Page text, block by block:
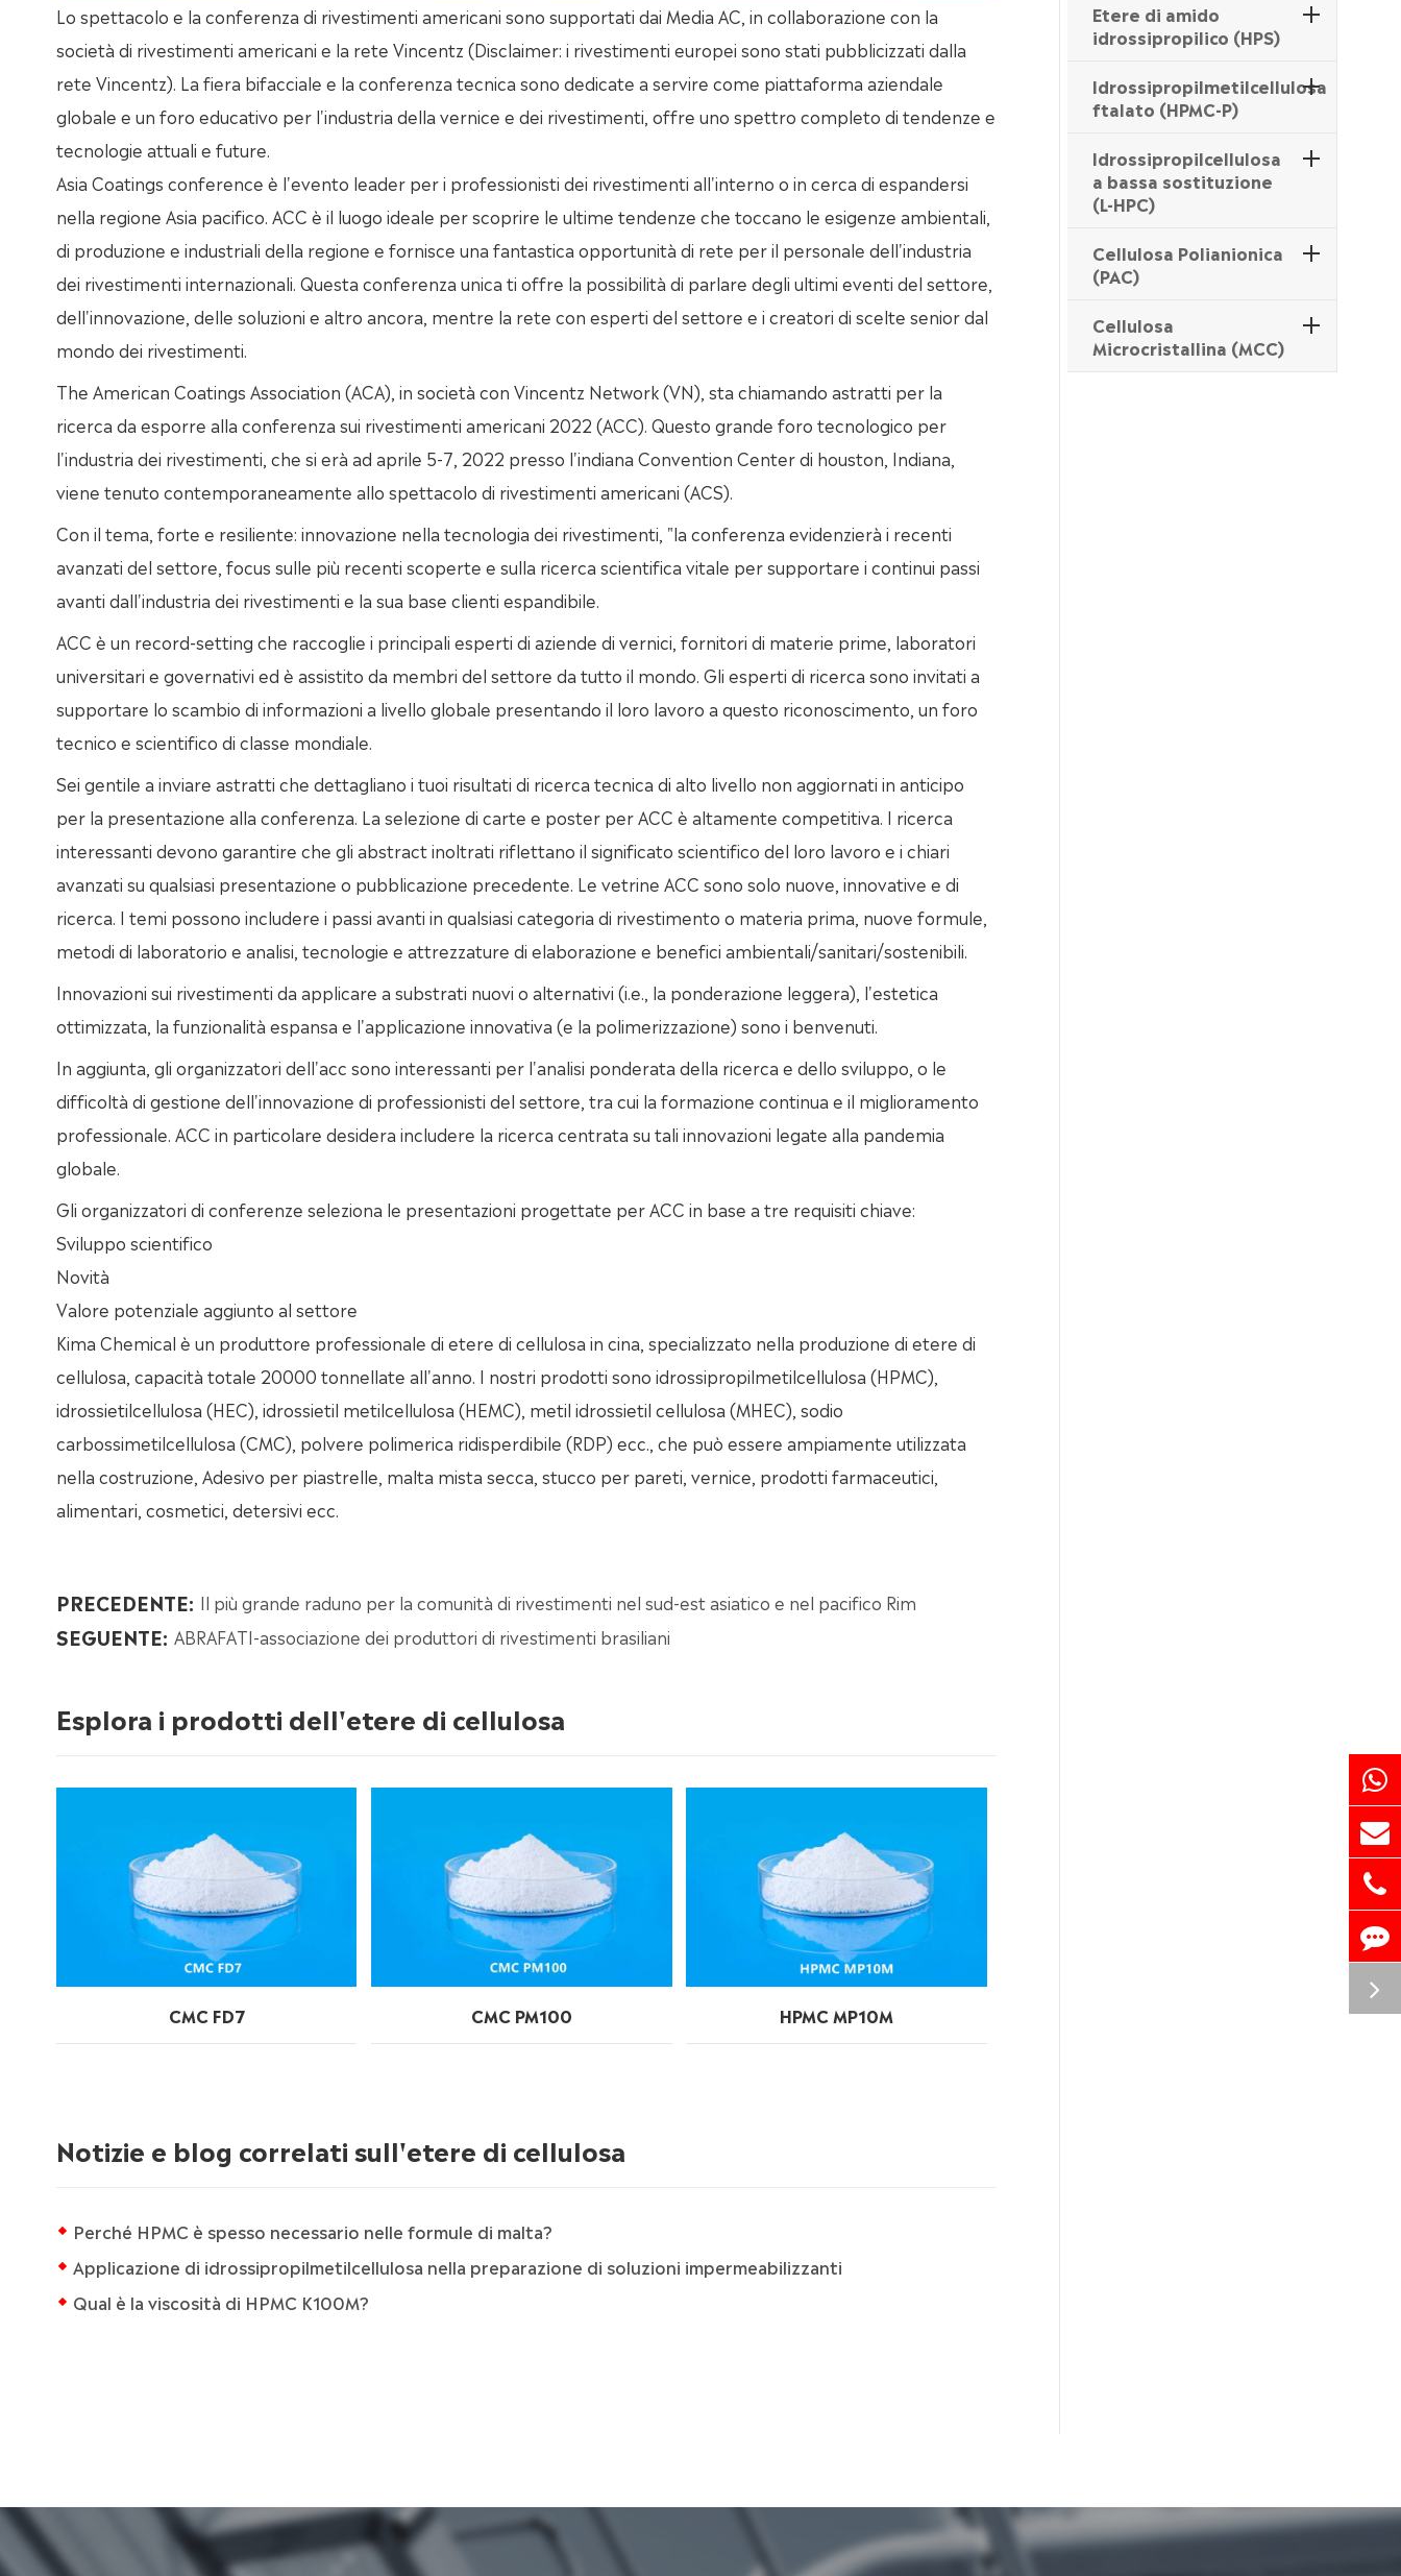
Lo spettacolo e la conferenza di rivestimenti americani sono supportati dai Media AC, in collaborazione con la
società di rivestimenti americani e la rete Vincentz (Disclaimer: i rivestimenti europei sono stati pubblicizzati dalla
rete Vincentz). La fiera bifacciale e la conferenza tecnica sono dedicate a servire come piattaforma aziendale
globale e un foro educativo per l'industria della vernice e dei rivestimenti, offre uno spettro completo di tendenze e
tecnologie attuali e future.
Asia Coatings conference è l'evento leader per i professionisti dei rivestimenti all'interno o in cerca di espandersi
nella regione Asia pacifico. ACC è il luogo ideale per scoprire le ultime tendenze che toccano le esigenze ambientali,
di produzione e industriali della regione e fornisce una fantastica opportunità di rete per il personale dell'industria
dei rivestimenti internazionali. Questa conferenza unica ti offre la possibilità di parlare degli ultimi eventi del settore,
dell'innovazione, delle soluzioni e altro ancora, mentre la rete con esperti del settore e i creatori di scelte senior dal
mondo dei rivestimenti.
The American Coatings Association (ACA), in società con Vincentz Network (VN), sta chiamando astratti per la
ricerca da esporre alla conferenza sui rivestimenti americani 2022 (ACC). Questo grande foro tecnologico per
l'industria dei rivestimenti, che si erà ad aprile 5-7, 2022 presso l'indiana Convention Center di houston, Indiana,
viene tenuto contemporaneamente allo spettacolo di rivestimenti americani (ACS).
Con il tema, forte e resiliente: innovazione nella tecnologia dei rivestimenti, "la conferenza evidenzierà i recenti
avanzati del settore, focus sulle più recenti scoperte e sulla ricerca scientifica vitale per supportare i continui passi
avanti dall'industria dei rivestimenti e la sua base clienti espandibile.
ACC è un record-setting che raccoglie i principali esperti di aziende di vernici, fornitori di materie prime, laboratori
universitari e governativi ed è assistito da membri del settore da tutto il mondo. Gli esperti di ricerca sono invitati a
supportare lo scambio di informazioni a livello globale presentando il loro lavoro a questo riconoscimento, un foro
tecnico e scientifico di classe mondiale.
Sei gentile a inviare astratti che dettagliano i tuoi risultati di ricerca tecnica di alto livello non aggiornati in anticipo
per la presentazione alla conferenza. La selezione di carte e poster per ACC è altamente competitiva. I ricerca
interessanti devono garantire che gli abstract inoltrati riflettano il significato scientifico del loro lavoro e i chiari
avanzati su qualsiasi presentazione o pubblicazione precedente. Le vetrine ACC sono solo nuove, innovative e di
ricerca. I temi possono includere i passi avanti in qualsiasi categoria di rivestimento o materia prima, nuove formule,
metodi di laboratorio e analisi, tecnologie e attrezzature di elaborazione e benefici ambientali/sanitari/sostenibili.
Innovazioni sui rivestimenti da applicare a substrati nuovi o alternativi (i.e., la ponderazione leggera), l'estetica
ottimizzata, la funzionalità espansa e l'applicazione innovativa (e la polimerizzazione) sono i benvenuti.
In aggiunta, gli organizzatori dell'acc sono interessanti per l'analisi ponderata della ricerca e dello sviluppo, o le
difficoltà di gestione dell'innovazione di professionisti del settore, tra cui la formazione continua e il miglioramento
professionale. ACC in particolare desidera includere la ricerca centrata su tali innovazioni legate alla pandemia
globale.
Gli organizzatori di conferenze seleziona le presentazioni progettate per ACC in base a tre requisiti chiave:
Sviluppo scientifico
Novità
Valore potenziale aggiunto al settore
Kima Chemical è un produttore professionale di etere di cellulosa in cina, specializzato nella produzione di etere di
cellulosa, capacità totale 20000 tonnellate all'anno. I nostri prodotti sono idrossipropilmetilcellulosa (HPMC),
idrossietilcellulosa (HEC), idrossietil metilcellulosa (HEMC), metil idrossietil cellulosa (MHEC), sodio
carbossimetilcellulosa (CMC), polvere polimerica ridisperdibile (RDP) ecc., che può essere ampiamente utilizzata
nella costruzione, Adesivo per piastrelle, malta mista secca, stucco per pareti, vernice, prodotti farmaceutici,
alimentari, cosmetici, detersivi ecc.
PRECEDENTE: Il più grande raduno per la comunità di rivestimenti nel sud-est asiatico e nel pacifico Rim
SEGUENTE: ABRAFATI-associazione dei produttori di rivestimenti brasiliani
Esplora i prodotti dell'etere di cellulosa
CMC FD7 CMC PM100 HPMC MP10M
Notizie e blog correlati sull'etere di cellulosa
Perché HPMC è spesso necessario nelle formule di malta?
Applicazione di idrossipropilmetilcellulosa nella preparazione di soluzioni impermeabilizzanti
Qual è la viscosità di HPMC K100M?
Etere di amido
idrossipropilico (HPS)
Idrossipropilmetilcellulosa
ftalato (HPMC-P)
Idrossipropilcellulosa
a bassa sostituzione
(L-HPC)
Cellulosa Polianionica
(PAC)
Cellulosa
Microcristallina (MCC)